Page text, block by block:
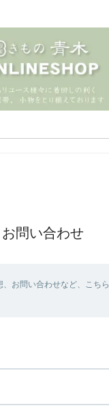
お問い合わせ
お問い合わせなど、こち